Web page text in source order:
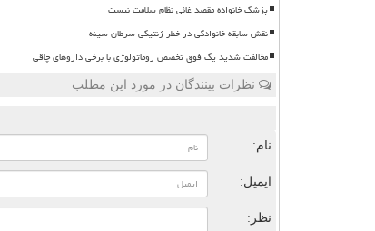
پزشک خانواده مقصد غائی نظام سلامت نیست
نقش سابقه خانوادگی در خطر ژنتیکی سرطان سینه
مخالفت شدید یک فوق تخصص روماتولوژی با برخی داروهای چاقی
نظرات بینندگان در مورد این مطلب
نام:
ایمیل:
نظر: